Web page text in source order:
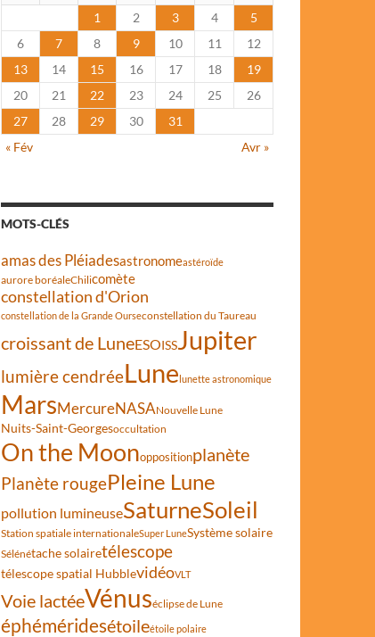
1
2 3 4
5
6
7 8 9 10 11
12
13
14 15 16 17 18
19
20
21 22 23 24 25
26
27
28 29 30
31
« Fév
Avr »
MOTS-CLÉS
amas des Pléiadesastronomeastéroïde
aurore boréaleChilicomète
constellation d'Orion
constellation de la Grande Ourseconstellation du Taureau
croissant de LuneESOISSJupiter
lumière cendréeLunelunette astronomique
MarsMercureNASANouvelle Lune
Nuits-Saint-Georgesoccultation
On the Moonoppositionplanète
Planète rougePleine Lune
pollution lumineuseSaturneSoleil
Station spatiale internationaleSuper LuneSystème solaire
Sélénétache solairetélescope
télescope spatial HubblevidéoVLT
Voie lactéeVénuséclipse de Lune
éphéméridesétoileétoile polaire